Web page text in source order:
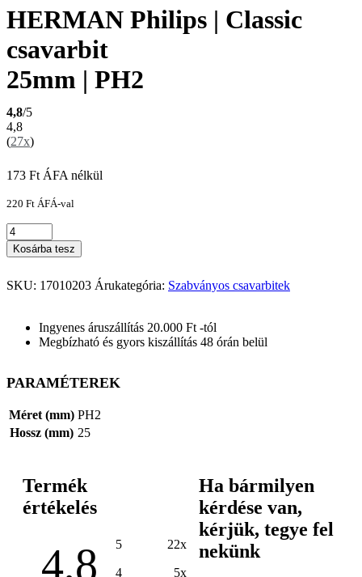
HERMAN Philips | Classic
csavarbit
25mm | PH2
4,8/5
4,8
(27x)
173 Ft ÁFA nélkül
220 Ft ÁFÁ-val
Kosárba tesz
SKU: 17010203 Árukategória: Szabványos csavarbitek
Ingyenes áruszállítás 20.000 Ft -tól
Megbízható és gyors kiszállítás 48 órán belül
PARAMÉTEREK
Méret (mm) PH2
Hossz (mm) 25
Termék
értékelés
4,8 5 22x
4 5x
Ha bármilyen
kérdése van,
kérjük, tegye fel
nekünk